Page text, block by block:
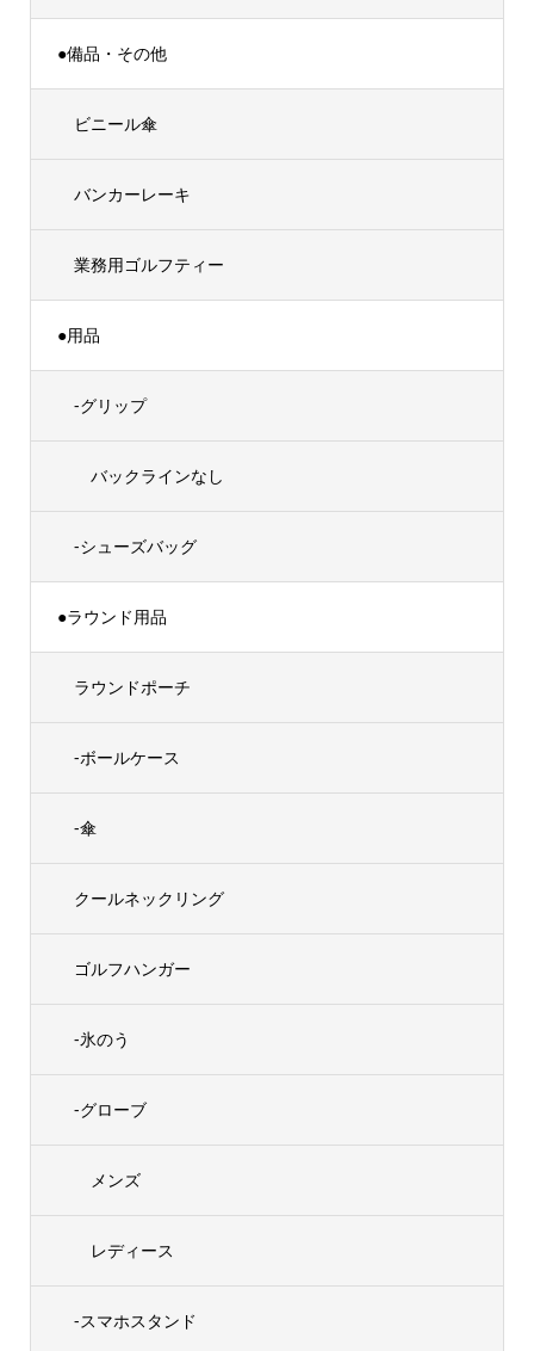
●備品・その他
ビニール傘
バンカーレーキ
業務用ゴルフティー
●用品
-グリップ
バックラインなし
-シューズバッグ
●ラウンド用品
ラウンドポーチ
-ボールケース
-傘
クールネックリング
ゴルフハンガー
-氷のう
-グローブ
メンズ
レディース
-スマホスタンド